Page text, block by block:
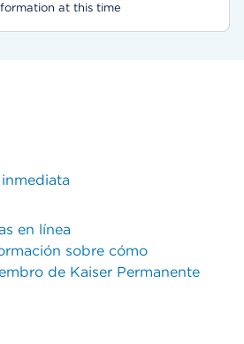
at this time
en línea
sobre cómo
de Kaiser Permanente